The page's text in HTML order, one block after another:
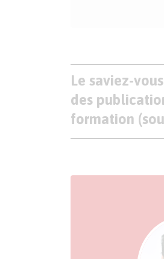
Le saviez-
des
formation